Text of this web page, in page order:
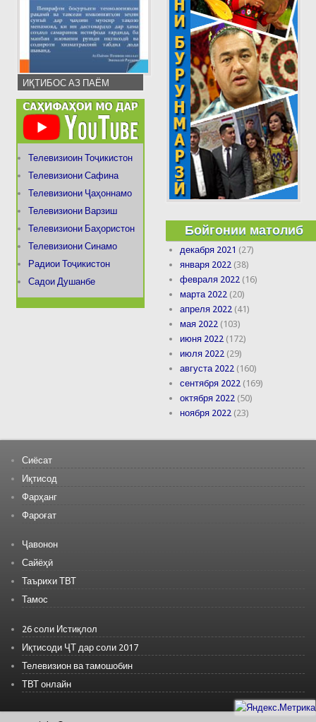
ИҚТИБОС АЗ ПАЁМ
Телевизиоин Тоҷикистон
Телевизиони Сафина
Телевизиони Ҷаҳоннамо
Телевизиони Варзиш
Телевизиони Баҳористон
Телевизиони Синамо
Радиои Тоҷикистон
Садои Душанбе
Бойгонии матолиб
декабря 2021 (27)
января 2022 (38)
февраля 2022 (16)
марта 2022 (20)
апреля 2022 (41)
мая 2022 (103)
июня 2022 (172)
июля 2022 (29)
августа 2022 (160)
сентября 2022 (169)
октября 2022 (50)
ноября 2022 (23)
Сиёсат
Иқтисод
Фарҳанг
Фароғат
Ҷавонон
Сайёҳӣ
Таърихи ТВТ
Тамос
26 соли Истиқлол
Иқтисоди ҶТ дар соли 2017
Телевизион ва тамошобин
ТВТ онлайн